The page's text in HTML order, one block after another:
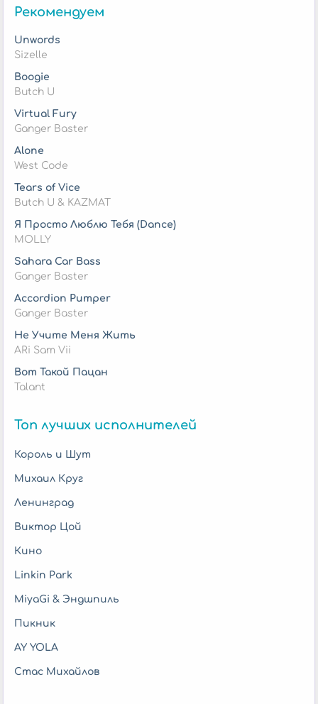
Рекомендуем
Unwords
Sizelle
Boogie
Butch U
Virtual Fury
Ganger Baster
Alone
West Code
Tears of Vice
Butch U & KAZMAT
Я Просто Люблю Тебя (Dance)
MOLLY
Sahara Car Bass
Ganger Baster
Accordion Pumper
Ganger Baster
Не Учите Меня Жить
ARi Sam Vii
Вот Такой Пацан
Talant
Топ лучших исполнителей
Король и Шут
Михаил Круг
Ленинград
Виктор Цой
Кино
Linkin Park
MiyaGi & Эндшпиль
Пикник
AY YOLA
Стас Михайлов